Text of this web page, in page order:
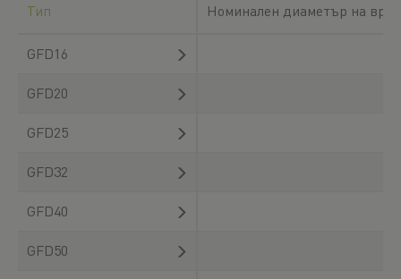
Тип Номинален диаметър на
GFD16
GFD20
GFD25
GFD32
GFD40
GFD50